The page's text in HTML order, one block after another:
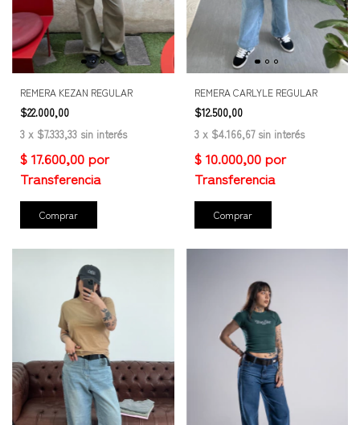
REMERA KEZAN REGULAR
$22.000,00
3 x $7.333,33 sin interés
Comprar
REMERA CARLYLE REGULAR
$12.500,00
3 x $4.166,67 sin interés
Comprar